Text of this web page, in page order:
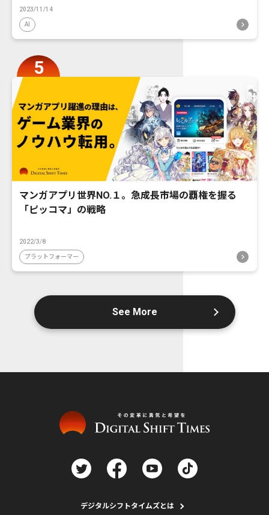
2023/11/14
AI
マンガアプリ世界NO.１。急成長市場の覇権を握る
「ピッコマ」の戦略
2022/3/8
プラットフォーマー
See More
デジタルシフトタイムズとは